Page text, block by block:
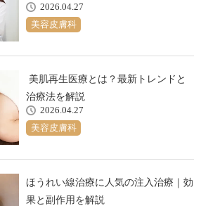
2026.04.27
美容皮膚科
美肌再生医療とは？最新トレンドと
治療法を解説
2026.04.27
美容皮膚科
ほうれい線治療に人気の注入治療｜効
果と副作用を解説